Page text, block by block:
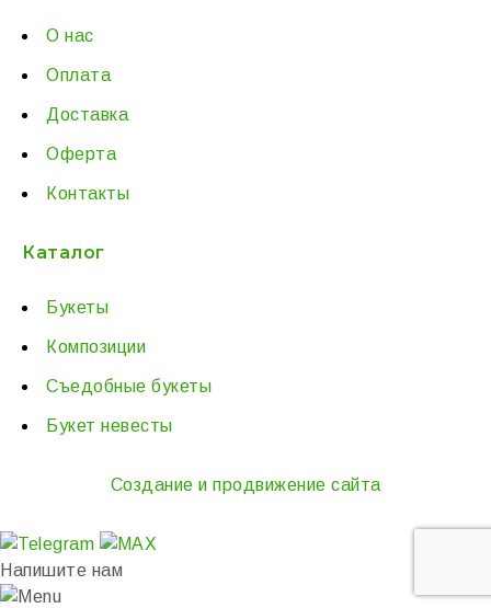
О нас
Оплата
Доставка
Оферта
Контакты
Каталог
Букеты
Композиции
Съедобные букеты
Букет невесты
Создание и продвижение сайта
Напишите нам